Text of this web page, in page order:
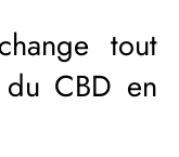
tout
CBD en